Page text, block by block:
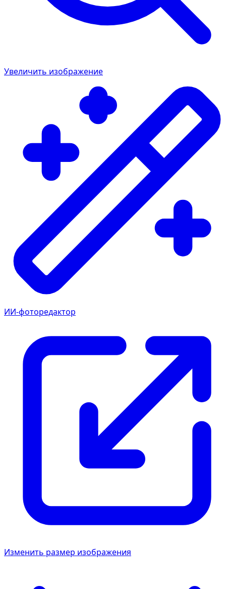
Увеличить изображение
ИИ-фоторедактор
Изменить размер изображения